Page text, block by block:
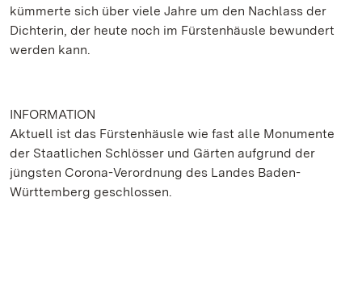
kümmerte sich über viele Jahre um den Nachlass der
Dichterin, der heute noch im Fürstenhäusle bewundert
werden kann.
INFORMATION
Aktuell ist das Fürstenhäusle wie fast alle Monumente
der Staatlichen Schlösser und Gärten aufgrund der
jüngsten Corona-Verordnung des Landes Baden-
Württemberg geschlossen.